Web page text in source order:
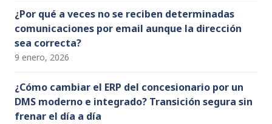
¿Por qué a veces no se reciben determinadas
comunicaciones por email aunque la dirección
sea correcta?
9 enero, 2026
¿Cómo cambiar el ERP del concesionario por un
DMS moderno e integrado? Transición segura sin
frenar el día a día